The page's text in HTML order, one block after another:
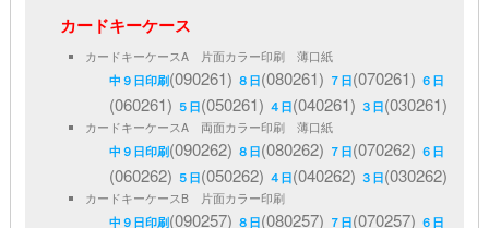
カードキーケース
カードキーケースA 片面カラー印刷 薄口紙
中９日印刷(090261) ８日(080261) ７日(070261) ６日
(060261) ５日(050261) ４日(040261) ３日(030261)
カードキーケースA 両面カラー印刷 薄口紙
中９日印刷(090262) ８日(080262) ７日(070262) ６日
(060262) ５日(050262) ４日(040262) ３日(030262)
カードキーケースB 片面カラー印刷
中９日印刷(090257) ８日(080257) ７日(070257) ６日